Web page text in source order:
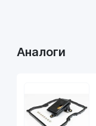
Аналоги